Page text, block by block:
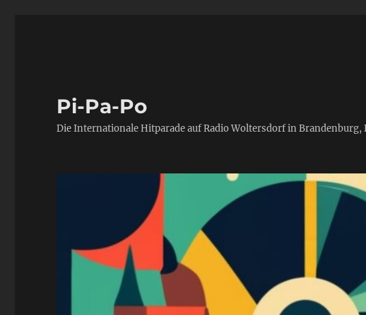
Pi-Pa-Po
Die Internationale Hitparade auf Radio Woltersdorf in